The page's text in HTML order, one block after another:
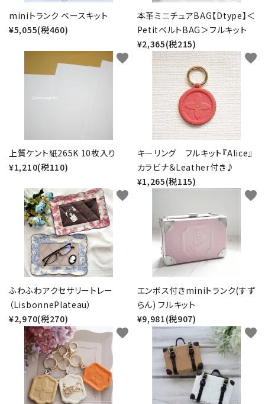
miniトランク ベースキット
¥5,055(税460)
本革ミニチュアBAG【Dtype】＜
PetitベルトBAG＞フルキット
¥2,365(税215)
上質ケント紙265K 10枚入り
¥1,210(税110)
favorite
キーリング フルキット『Alice』
カラビナ＆Leather付き♪
¥1,265(税115)
favorite
ふわふわアクセサリートレー
（LisbonnePlateau）
¥2,970(税270)
favorite
エンボス付きminiトランク(すず
らん) フルキット
¥9,981(税907)
favorite
favorite favorite